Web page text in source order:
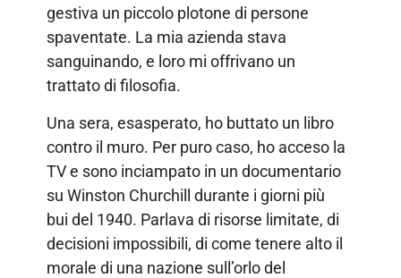
gestiva un piccolo plotone di persone
spaventate. La mia azienda stava
sanguinando, e loro mi offrivano un
trattato di filosofia.
Una sera, esasperato, ho buttato un libro
contro il muro. Per puro caso, ho acceso la
TV e sono inciampato in un documentario
su Winston Churchill durante i giorni più
bui del 1940. Parlava di risorse limitate, di
decisioni impossibili, di come tenere alto il
morale di una nazione sull’orlo del